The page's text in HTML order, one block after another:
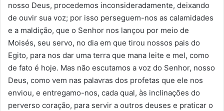
nosso Deus, procedemos inconsideradamente, deixando
de ouvir sua voz; por isso perseguem-nos as calamidades
e a maldição, que o Senhor nos lançou por meio de
Moisés, seu servo, no dia em que tirou nossos pais do
Egito, para nos dar uma terra que mana leite e mel, como
de fato é hoje. Mas não escutamos a voz do Senhor, nosso
Deus, como vem nas palavras dos profetas que ele nos
enviou, e entregamo-nos, cada qual, às inclinações do
perverso coração, para servir a outros deuses e praticar o